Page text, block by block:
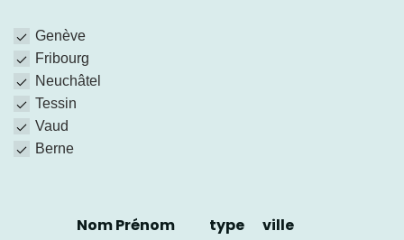
Genève
Fribourg
Neuchâtel
Tessin
Vaud
Berne
Nom Prénom type ville